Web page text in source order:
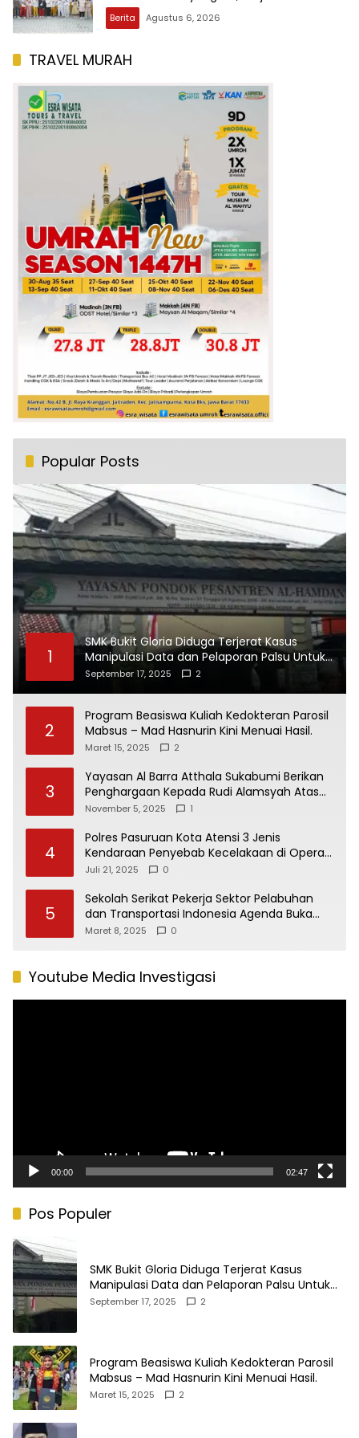
Kepedulian Terhadap Pendidikan Anak Usia
Dini
Berita Agustus 6, 2026
TRAVEL MURAH
Popular Posts
1
SMK Bukit Gloria Diduga Terjerat Kasus
Manipulasi Data dan Pelaporan Palsu Untuk
Mendapatkan Dana Bos
September 17, 2025 2
2
Program Beasiswa Kuliah Kedokteran Parosil
Mabsus – Mad Hasnurin Kini Menuai Hasil.
Maret 15, 2025 2
3
Yayasan Al Barra Atthala Sukabumi Berikan
Penghargaan Kepada Rudi Alamsyah Atas
Kontribusi Sosial dan Kemasyarakatan
November 5, 2025 1
4
Polres Pasuruan Kota Atensi 3 Jenis
Kendaraan Penyebab Kecelakaan di Operasi
Patuh Semeru 2025
Juli 21, 2025 0
5
Sekolah Serikat Pekerja Sektor Pelabuhan
dan Transportasi Indonesia Agenda Buka
Puasa Bersama
Maret 8, 2025 0
Youtube Media Investigasi
00:00 02:47
Pos Populer
SMK Bukit Gloria Diduga Terjerat Kasus
Manipulasi Data dan Pelaporan Palsu Untuk
Mendapatkan Dana Bos
September 17, 2025 2
Program Beasiswa Kuliah Kedokteran Parosil
Mabsus – Mad Hasnurin Kini Menuai Hasil.
Maret 15, 2025 2